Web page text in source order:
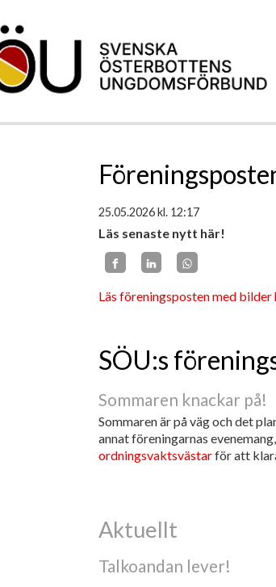
25.05.2026kl. 12:17
Läs senaste nytt här!
Läs föreningsposten med bilder
SÖU:s
Sommaren knackar på!
Sommaren är på väg och det
annat föreningarnas
ordningsvaktsvästarför att
Aktuellt
Talkoandan lever!